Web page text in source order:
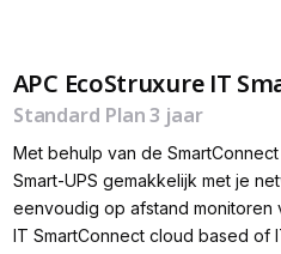
APC EcoStruxure IT
Standard Plan 3 jaar
Met behulp van de
Smart-UPS gemakkelijk met je
eenvoudig op afstand monitoren
IT SmartConnect cloud based of